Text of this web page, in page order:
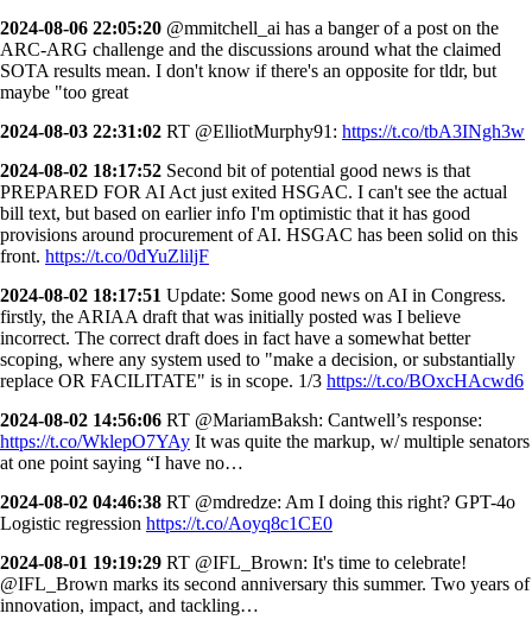
2024-08-06 22:05:20 @mmitchell_ai has a banger of a post on the
ARC-ARG challenge and the discussions around what the claimed
SOTA results mean. I don't know if there's an opposite for tldr, but
maybe "too great
2024-08-03 22:31:02 RT @ElliotMurphy91: https://t.co/tbA3INgh3w
2024-08-02 18:17:52 Second bit of potential good news is that
PREPARED FOR AI Act just exited HSGAC. I can't see the actual
bill text, but based on earlier info I'm optimistic that it has good
provisions around procurement of AI. HSGAC has been solid on this
front. https://t.co/0dYuZliljF
2024-08-02 18:17:51 Update: Some good news on AI in Congress.
firstly, the ARIAA draft that was initially posted was I believe
incorrect. The correct draft does in fact have a somewhat better
scoping, where any system used to "make a decision, or substantially
replace OR FACILITATE" is in scope. 1/3 https://t.co/BOxcHAcwd6
2024-08-02 14:56:06 RT @MariamBaksh: Cantwell’s response:
https://t.co/WklepO7YAy It was quite the markup, w/ multiple senators
at one point saying “I have no…
2024-08-02 04:46:38 RT @mdredze: Am I doing this right? GPT-4o
Logistic regression https://t.co/Aoyq8c1CE0
2024-08-01 19:19:29 RT @IFL_Brown: It's time to celebrate!
@IFL_Brown marks its second anniversary this summer. Two years of
innovation, impact, and tackling…